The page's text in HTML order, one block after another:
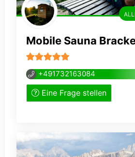
Mobile Sauna
5von 5
+491732163084
Eine Frage stellen